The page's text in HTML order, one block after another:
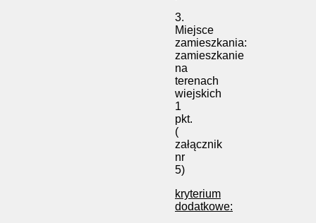
3.
Miejsce
zamieszkania:
zamieszkanie
na
terenach
wiejskich
1
pkt.
(
załącznik
nr
5)
kryterium
dodatkowe: